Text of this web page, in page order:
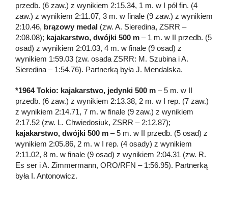
przedb. (6 zaw.) z wynikiem 2:15.34, 1 m. w I pół fin. (4
zaw.) z wynikiem 2:11.07, 3 m. w finale (9 zaw.) z wynikiem
2:10.46, brązowy medal (zw. A. Sieredina, ZSRR –
2:08.08); kajakarstwo, dwójki 500 m – 1 m. w II przedb. (5
osad) z wynikiem 2:01.03, 4 m. w finale (9 osad) z
wynikiem 1:59.03 (zw. osada ZSRR: M. Szubina i A.
Sieredina – 1:54.76). Partnerką była J. Mendalska.
*1964 Tokio: kajakarstwo, jedynki 500 m – 5 m. w II
przedb. (6 zaw.) z wynikiem 2:13.38, 2 m. w I rep. (7 zaw.)
z wynikiem 2:14.71, 7 m. w finale (9 zaw.) z wynikiem
2:17.52 (zw. L. Chwiedosiuk, ZSRR – 2:12.87);
kajakarstwo, dwójki 500 m – 5 m. w II przedb. (5 osad) z
wynikiem 2:05.86, 2 m. w I rep. (4 osady) z wynikiem
2:11.02, 8 m. w finale (9 osad) z wynikiem 2:04.31 (zw. R.
Es ser i A. Zimmermann, ORO/RFN – 1:56.95). Partnerką
była I. Antonowicz.